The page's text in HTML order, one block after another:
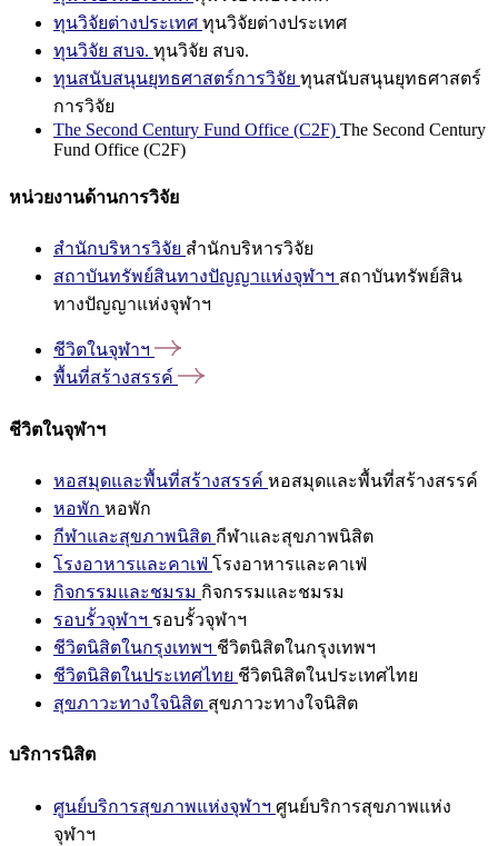
ทุนวิจัยต่างประเทศ ทุนวิจัยต่างประเทศ
ทุนวิจัย สบจ. ทุนวิจัย สบจ.
ทุนสนับสนุนยุทธศาสตร์การวิจัย ทุนสนับสนุนยุทธศาสตร์
การวิจัย
The Second Century Fund Office (C2F) The Second Century
Fund Office (C2F)
หน่วยงานด้านการวิจัย
สำนักบริหารวิจัย สำนักบริหารวิจัย
สถาบันทรัพย์สินทางปัญญาแห่งจุฬาฯ สถาบันทรัพย์สิน
ทางปัญญาแห่งจุฬาฯ
ชีวิตในจุฬาฯ
พื้นที่สร้างสรรค์
ชีวิตในจุฬาฯ
หอสมุดและพื้นที่สร้างสรรค์ หอสมุดและพื้นที่สร้างสรรค์
หอพัก หอพัก
กีฬาและสุขภาพนิสิต กีฬาและสุขภาพนิสิต
โรงอาหารและคาเฟ่ โรงอาหารและคาเฟ่
กิจกรรมและชมรม กิจกรรมและชมรม
รอบรั้วจุฬาฯ รอบรั้วจุฬาฯ
ชีวิตนิสิตในกรุงเทพฯ ชีวิตนิสิตในกรุงเทพฯ
ชีวิตนิสิตในประเทศไทย ชีวิตนิสิตในประเทศไทย
สุขภาวะทางใจนิสิต สุขภาวะทางใจนิสิต
บริการนิสิต
ศูนย์บริการสุขภาพแห่งจุฬาฯ ศูนย์บริการสุขภาพแห่ง
จุฬาฯ